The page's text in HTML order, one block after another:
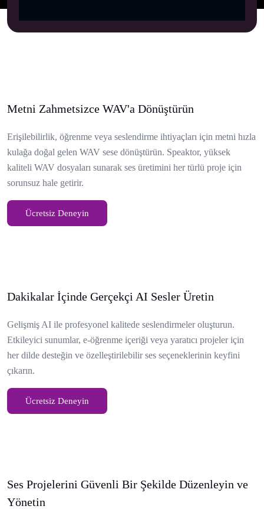
Metni Zahmetsizce WAV'a Dönüştürün
Erişilebilirlik, öğrenme veya seslendirme ihtiyaçları için metni hızla
kulağa doğal gelen WAV sese dönüştürün. Speaktor, yüksek
kaliteli WAV dosyaları sunarak ses üretimini her türlü proje için
sorunsuz hale getirir.
Ücretsiz Deneyin
Dakikalar İçinde Gerçekçi AI Sesler Üretin
Gelişmiş AI ile profesyonel kalitede seslendirmeler oluşturun.
Etkileyici sunumlar, e-öğrenme içeriği veya yaratıcı projeler için
her dilde desteğin ve özelleştirilebilir ses seçeneklerinin keyfini
çıkarın.
Ücretsiz Deneyin
Ses Projelerini Güvenli Bir Şekilde Düzenleyin ve
Yönetin